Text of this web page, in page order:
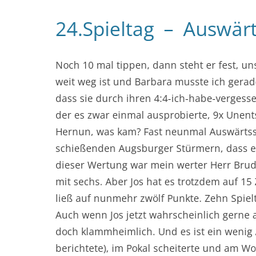
24.Spieltag –
Noch 10 mal tippen, dann steht er fest,
weit weg ist und Barbara musste ich
dass sie durch ihren 4:4-ich-habe-
der es zwar einmal ausprobierte, 9x
Hernun, was kam? Fast neunmal
schießenden Augsburger Stürmern, dass
dieser Wertung war mein werter Herr
mit sechs. Aber Jos hat es trotzdem auf
ließ auf nunmehr zwölf Punkte. Zehn
Auch wenn Jos jetzt wahrscheinlich
doch klammheimlich. Und es ist ein
berichtete), im Pokal scheiterte und am